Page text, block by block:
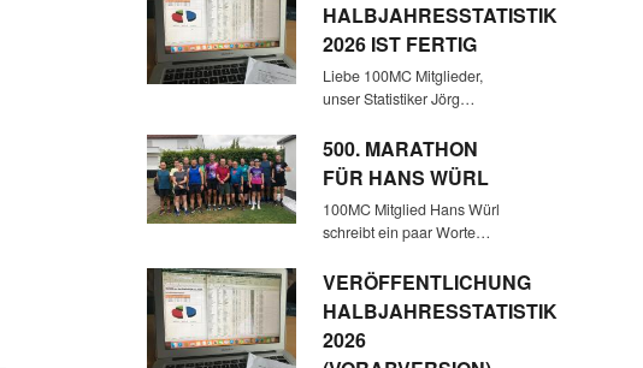
HALBJAHRESSTATISTIK
2026 IST FERTIG
Liebe 100MC Mitglieder,
unser Statistiker Jörg…
500. MARATHON
FÜR HANS WÜRL
100MC Mitglied Hans Würl
schreibt ein paar Worte…
VERÖFFENTLICHUNG
HALBJAHRESSTATISTIK
2026